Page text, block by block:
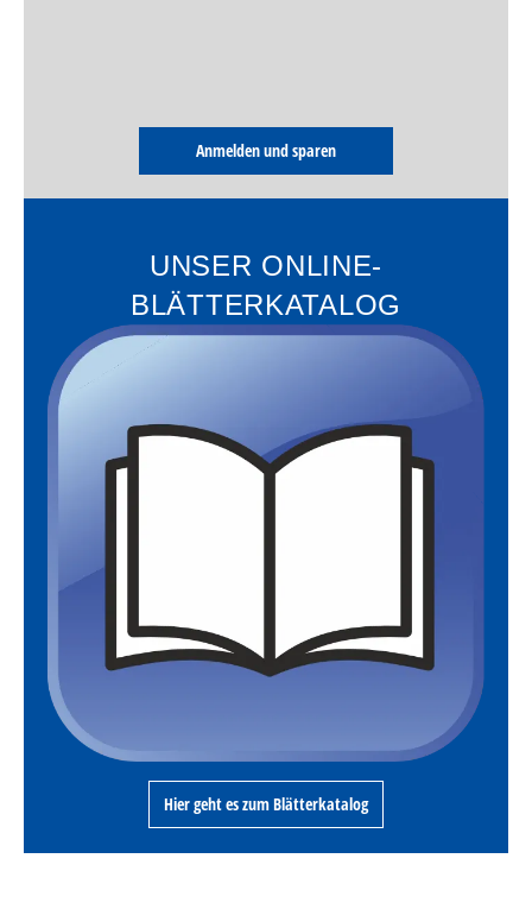
Anmelden und sparen
UNSER ONLINE-
BLÄTTERKATALOG
Hier geht es zum Blätterkatalog